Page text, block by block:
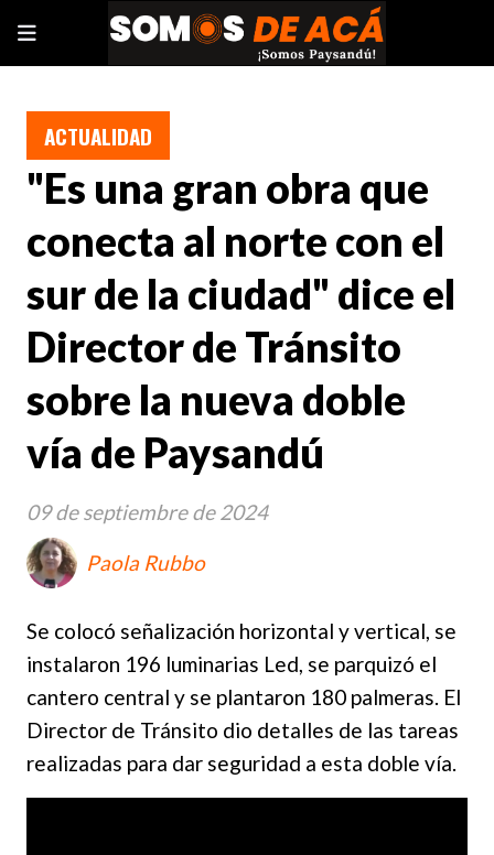
"Es una gran obra que
conecta al norte con el
sur de la ciudad" dice el
Director de Tránsito
sobre la nueva doble
vía de Paysandú
Se colocó señalización horizontal y vertical, se
instalaron 196 luminarias Led, se parquizó el
cantero central y se plantaron 180 palmeras. El
Director de Tránsito dio detalles de las tareas
realizadas para dar seguridad a esta doble vía.
ACTUALIDAD
09 de septiembre de 2024
Paola Rubbo